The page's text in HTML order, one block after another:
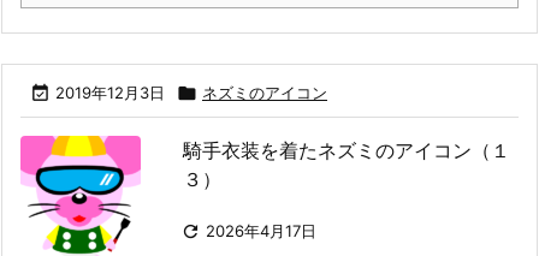
 2019年12月3日  ネズミのアイコン
騎手衣装を着たネズミのアイコン（１
３）
 2026年4月17日